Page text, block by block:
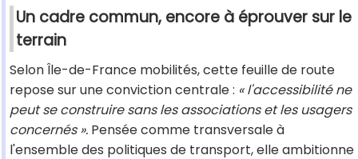
Un cadre commun, encore à éprouver sur le
terrain
Selon Île-de-France mobilités, cette feuille de route
repose sur une conviction centrale : « l'accessibilité ne
peut se construire sans les associations et les usagers
concernés ». Pensée comme transversale à
l'ensemble des politiques de transport, elle ambitionne